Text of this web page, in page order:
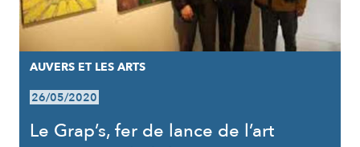
AUVERS ET LES ARTS
26/05/2020
Le Grap’s, fer de lance de l’art